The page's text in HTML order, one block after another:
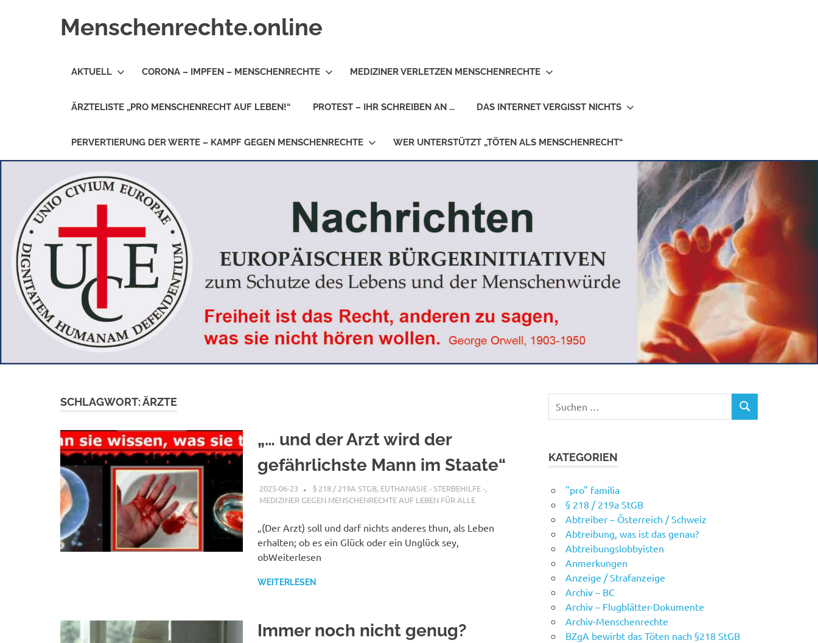
Menschenrechte.online
alle
Geborene
AKTUELL CORONA – IMPFEN – MENSCHENRECHTE MEDIZINER VERLETZEN MENSCHENRECHTE
ÄRZTELISTE „PRO MENSCHENRECHT AUF LEBEN!“ PROTEST – IHR SCHREIBEN AN … DAS INTERNET VERGISST NICHTS
PERVERTIERUNG DER WERTE – KAMPF GEGEN MENSCHENRECHTE WER UNTERSTÜTZT „TÖTEN ALS MENSCHENRECHT“
SCHLAGWORT:ÄRZTE
„… und der Arzt wird der
gefährlichste Mann im Staate“
2025-06-23 XX
§ 218 / 219A STGB, EUTHANASIE - STERBEHILFE -,
MEDIZINER GEGEN MENSCHENRECHTE AUF LEBEN FÜR ALLE
„(Der Arzt) soll und darf nichts anderes thun, als Leben
erhalten; ob es ein Glück oder ein Unglück sey,
obWeiterlesen
WEITERLESEN
Immer noch nicht genug?
Suchen
SUCHEN
KATEGORIEN
"pro" familia
§ 218 / 219a StGB
Abtreiber – Österreich / Schweiz
Abtreibung, was ist das genau?
Abtreibungslobbyisten
Anmerkungen
Anzeige / Strafanzeige
Archiv – BC
Archiv – Flugblätter-Dokumente
Archiv-Menschenrechte
BZgA bewirbt das Töten nach §218 StGB